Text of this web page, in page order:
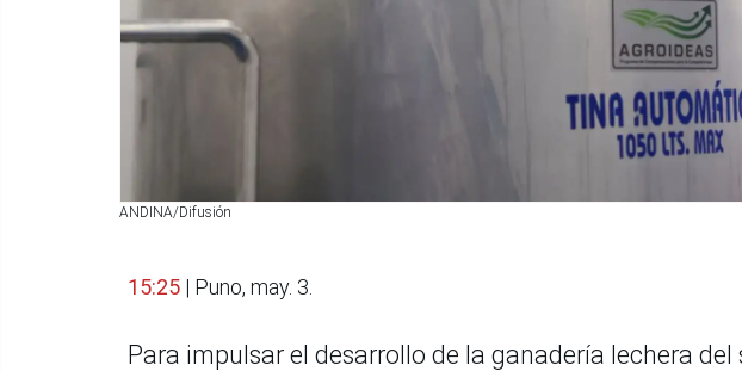
ANDINA/Difusión
15:25 | Puno, may. 3.
Para impulsar el desarrollo de la ganadería lechera